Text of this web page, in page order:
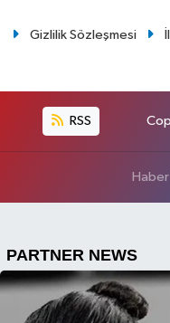
Gizlilik Sözleşmesi
RSS
Haber